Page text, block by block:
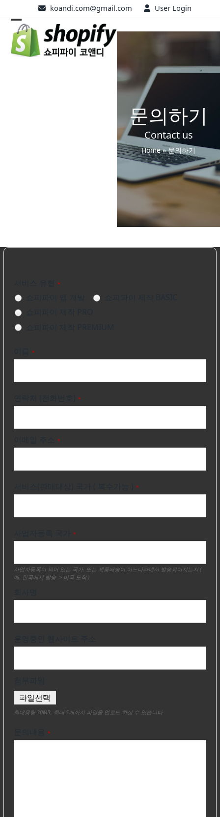
to
content
koandi.com@gmail.com User Login
Open
mobile
Close
mobile
문의하기
Contact us
Home»문의하기
*
*
*
*
*
*
사업자등록이 되어 있는 국가. 또는 제품배송이 어느나라에서 발송되어지는지 (
예. 한국에서 발송 -> 미국 도착 )
파일선택
최대용량 30MB, 최대 5개까지 파일을 업로드 하실 수 있습니다.
*